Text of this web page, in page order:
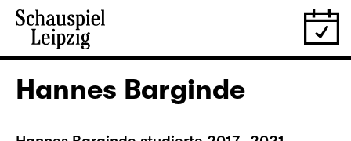
Hannes Barginde